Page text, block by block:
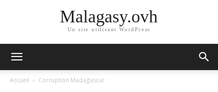
Malagasy.ovh
Un site utilisant WordPress
Accueil Corruption Madagascar